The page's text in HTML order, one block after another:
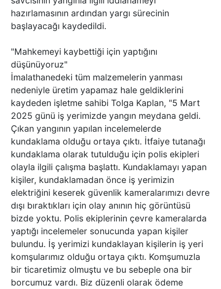
hazırlamasının ardından yargı sürecinin
başlayacağı kaydedildi.
"Mahkemeyi kaybettiği için yaptığını
düşünüyoruz"
İmalathanedeki tüm malzemelerin yanması
nedeniyle üretim yapamaz hale geldiklerini
kaydeden işletme sahibi Tolga Kaplan, "5 Mart
2025 günü iş yerimizde yangın meydana geldi.
Çıkan yangının yapılan incelemelerde
kundaklama olduğu ortaya çıktı. İtfaiye tutanağı
kundaklama olarak tutulduğu için polis ekipleri
olayla ilgili çalışma başlattı. Kundaklamayı yapan
kişiler, kundaklamadan önce iş yerimizin
elektriğini keserek güvenlik kameralarımızı devre
dışı bıraktıkları için olay anının hiç görüntüsü
bizde yoktu. Polis ekiplerinin çevre kameralarda
yaptığı incelemeler sonucunda yapan kişiler
bulundu. İş yerimizi kundaklayan kişilerin iş yeri
komşularımız olduğu ortaya çıktı. Komşumuzla
bir ticaretimiz olmuştu ve bu sebeple ona bir
borcumuz vardı. Biz düzenli olarak ödeme